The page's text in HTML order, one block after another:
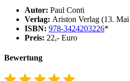
Autor: Paul Conti
Verlag: Ariston Verlag (13.
ISBN: 978-3424203226*
Preis: 22,- Euro
Bewertung
⭐ ⭐